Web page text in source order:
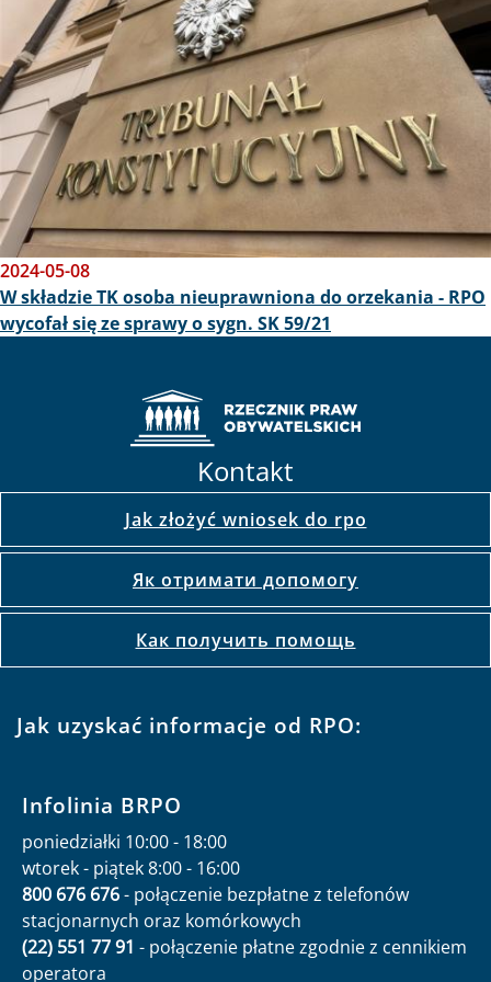
2024-05-08
W składzie TK osoba nieuprawniona do orzekania - RPO
wycofał się ze sprawy o sygn. SK 59/21
Kontakt
Jak złożyć wniosek do rpo
Як отримати допомогу
Как получить помощь
Jak uzyskać informacje od RPO:
Infolinia BRPO
poniedziałki 10:00 - 18:00
wtorek - piątek 8:00 - 16:00
800 676 676- połączenie bezpłatne z telefonów
stacjonarnych oraz komórkowych
(22) 551 77 91 - połączenie płatne zgodnie z cennikiem
operatora